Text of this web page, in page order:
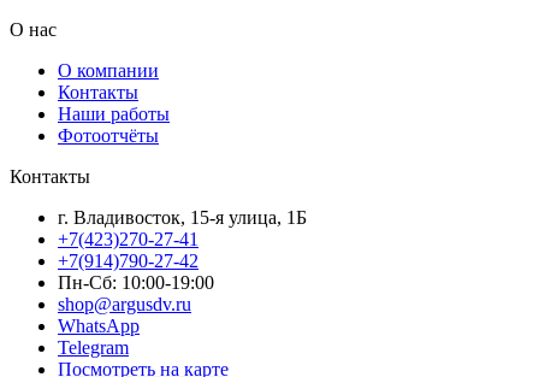
О нас
О компании
Контакты
Наши работы
Фотоотчёты
Контакты
г. Владивосток, 15-я улица, 1Б
+7(423)270-27-41
+7(914)790-27-42
Пн-Сб: 10:00-19:00
shop@argusdv.ru
WhatsApp
Telegram
Посмотреть на карте